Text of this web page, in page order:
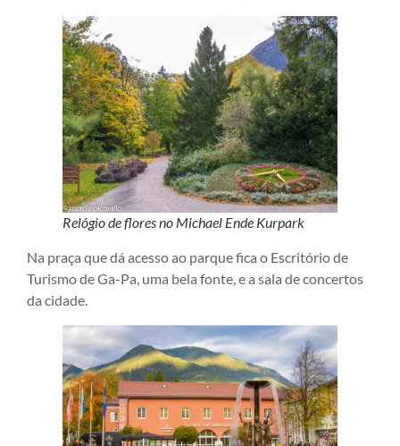
Relógio de flores no Michael Ende Kurpark
Na praça que dá acesso ao parque fica o Escritório de
Turismo de Ga-Pa, uma bela fonte, e a sala de concertos
da cidade.